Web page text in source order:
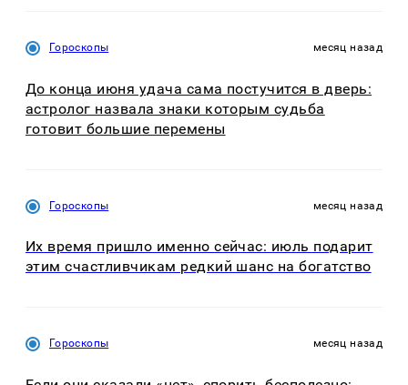
Гороскопы месяц назад
До конца июня удача сама постучится в дверь:
астролог назвала знаки которым судьба
готовит большие перемены
Гороскопы месяц назад
Их время пришло именно сейчас: июль подарит
этим счастливчикам редкий шанс на богатство
Гороскопы месяц назад